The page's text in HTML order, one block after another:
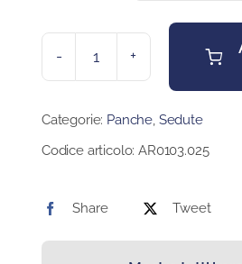
PANCHINA
quantità
Categorie: Panche, Sedute
Codice articolo:AR0103.025
Share Tweet